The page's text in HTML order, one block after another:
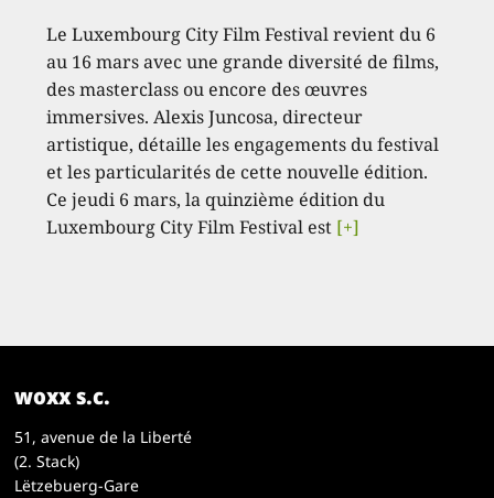
Le Luxembourg City Film Festival revient du 6
au 16 mars avec une grande diversité de films,
des masterclass ou encore des œuvres
immersives. Alexis Juncosa, directeur
artistique, détaille les engagements du festival
et les particularités de cette nouvelle édition.
Ce jeudi 6 mars, la quinzième édition du
Luxembourg City Film Festival est [+]
woxx s.c.
51, avenue de la Liberté
(2. Stack)
Lëtzebuerg-Gare